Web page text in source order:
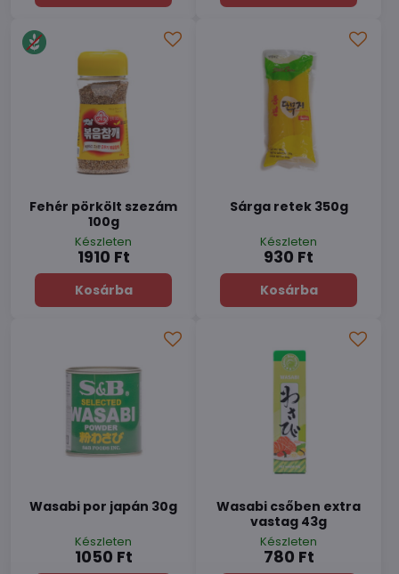
Fehér pörkölt szezám
100g
Készleten
1910 Ft
Kosárba
Sárga retek 350g
Készleten
930 Ft
Kosárba
Wasabi por japán 30g
Készleten
1050 Ft
Wasabi csőben extra
vastag 43g
Készleten
780 Ft